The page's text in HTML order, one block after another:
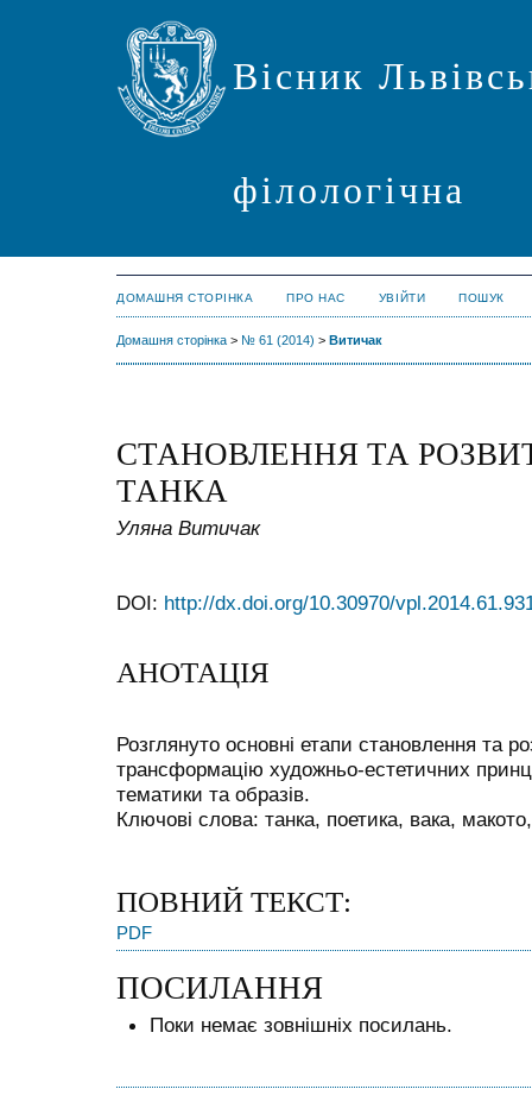
Вісник
філологічна
ДОМАШНЯ СТОРІНКА ПРО НАС УВІЙТИ ПОШУК
Домашня сторінка > № 61 (2014) > Витичак
СТАНОВЛЕННЯ ТА
ТАНКА
Уляна Витичак
DOI: http://dx.doi.org/10.30970/
АНОТАЦІЯ
Розглянуто основні етапи становлення та
трансформацію художньо-естетичних
тематики та образів.
Ключові слова: танка, поетика, вака,
ПОВНИЙ ТЕКСТ:
PDF
ПОСИЛАННЯ
Поки немає зовнішніх посилань.